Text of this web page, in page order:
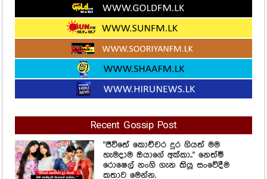
Recent Gossip Post
"ජීවිතේ කොච්චර දුර ගියත් මම
හැමදාම ඔයාගේ අක්කා.." නෙත්මි
රොෂෙල් නංගි ගැන කියූ සංවේදීම
Views
හෙට තීරණාත්මක දවසක්! 2026
ඒලෙවල් ලියන නංගිලා මල්ලිලාට
විශේෂ පණිවිඩයක්..
Views